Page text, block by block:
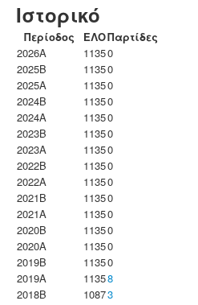
Ιστορικό
Περίοδος ΕΛΟΠαρτίδες
2026A
11350
2025B
11350
2025A
11350
2024B
11350
2024A
11350
2023B
11350
2023Α
11350
2022B
11350
2022A
11350
2021B
11350
2021A
11350
2020B
11350
2020A
11350
2019B
11350
2019A
11358
2018B
10873